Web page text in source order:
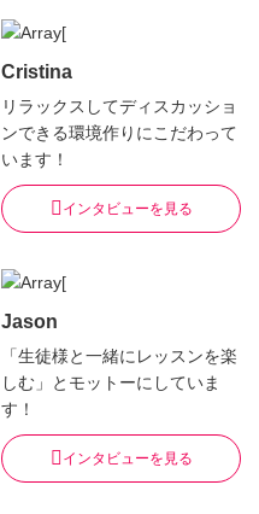
Cristina
リラックスしてディスカッショ
ンできる環境作りにこだわって
います！
インタビューを見る
Jason
「生徒様と一緒にレッスンを楽
しむ」とモットーにしていま
す！
インタビューを見る